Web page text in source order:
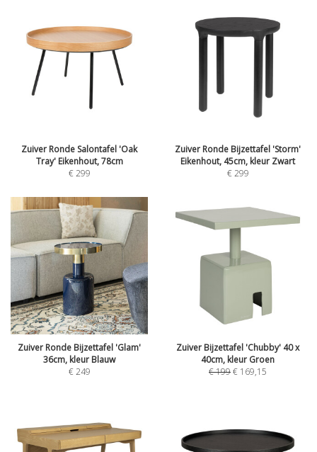
Zuiver Ronde Salontafel 'Oak
Tray' Eikenhout, 78cm
€299
Zuiver Ronde Bijzettafel 'Storm'
Eikenhout, 45cm, kleur Zwart
€299
Zuiver Ronde Bijzettafel 'Glam'
36cm, kleur Blauw
€249
Zuiver Bijzettafel 'Chubby' 40 x
40cm, kleur Groen
€199€ 169,15